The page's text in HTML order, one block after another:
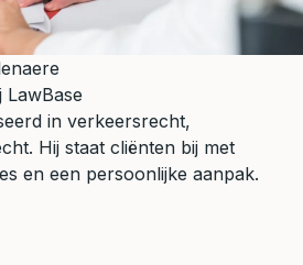
LawBase
in verkeersrecht,
Hij staat cliënten bij met
en een persoonlijke aanpak.